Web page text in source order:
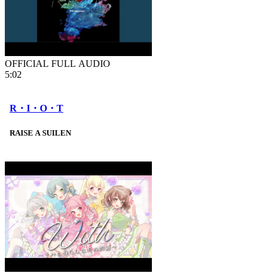
OFFICIAL FULL AUDIO
5:02
R・I・O・T
RAISE A SUILEN